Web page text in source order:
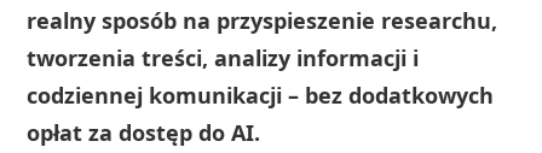
realny sposób na przyspieszenie researchu,
tworzenia treści, analizy informacji i
codziennej komunikacji – bez dodatkowych
opłat za dostęp do AI.